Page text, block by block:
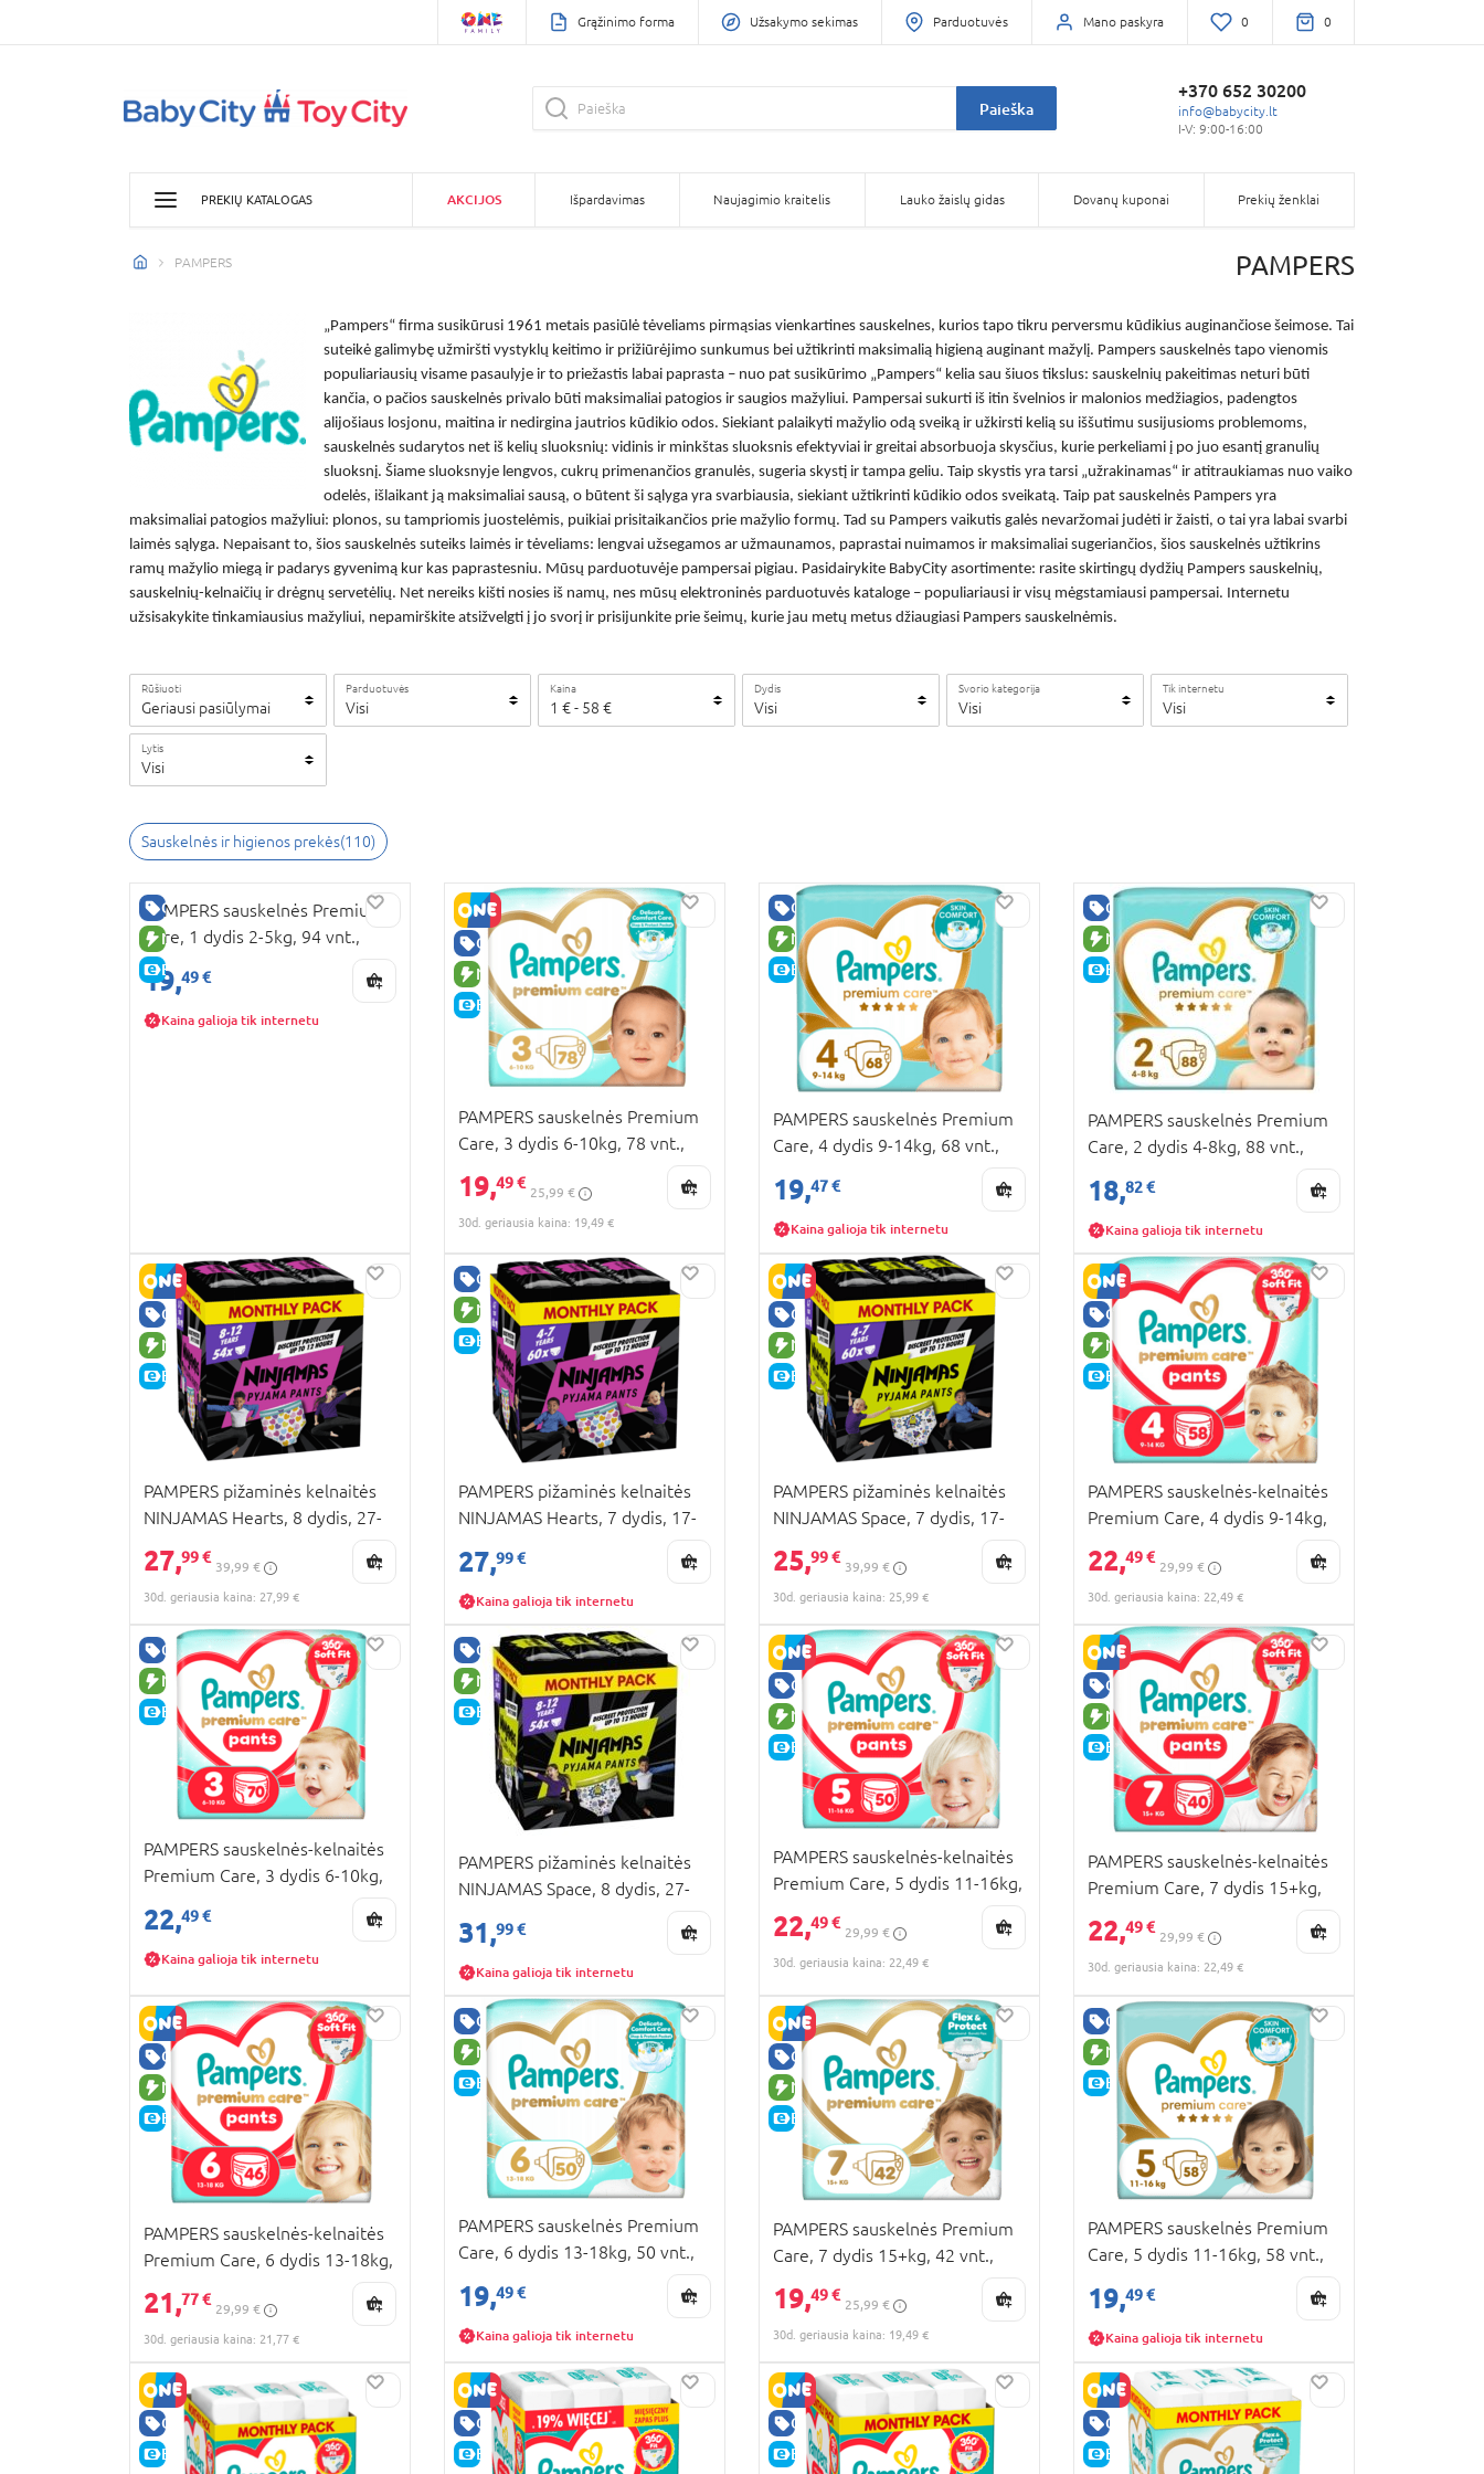
Grąžinimo forma Užsakymo sekimas Parduotuvės Mano paskyra 0 0
Paieška
+370 652 30200
info@babycity.lt
I-V: 9:00-16:00
PREKIŲ KATALOGAS AKCIJOS Išpardavimas Naujagimio kraitelis Lauko žaislų gidas Dovanų kuponai Prekių ženklai
PAMPERS PAMPERS
„Pampers“ firma susikūrusi 1961 metais pasiūlė tėveliams pirmąsias vienkartines sauskelnes, kurios tapo tikru perversmu kūdikius auginančiose šeimose. Tai
suteikė galimybę užmiršti vystyklų keitimo ir prižiūrėjimo sunkumus bei užtikrinti maksimalią higieną auginant mažylį. Pampers sauskelnės tapo vienomis
populiariausių visame pasaulyje ir to priežastis labai paprasta – nuo pat susikūrimo „Pampers“ kelia sau šiuos tikslus: sauskelnių pakeitimas neturi būti
kančia, o pačios sauskelnės privalo būti maksimaliai patogios ir saugios mažyliui. Pampersai sukurti iš itin švelnios ir malonios medžiagios, padengtos
alijošiaus losjonu, maitina ir nedirgina jautrios kūdikio odos. Siekiant palaikyti mažylio odą sveiką ir užkirsti kelią su iššutimu susijusioms problemoms,
sauskelnės sudarytos net iš kelių sluoksnių: vidinis ir minkštas sluoksnis efektyviai ir greitai absorbuoja skysčius, kurie perkeliami į po juo esantį granulių
sluoksnį. Šiame sluoksnyje lengvos, cukrų primenančios granulės, sugeria skystį ir tampa geliu. Taip skystis yra tarsi „užrakinamas“ ir atitraukiamas nuo vaiko
odelės, išlaikant ją maksimaliai sausą, o būtent ši sąlyga yra svarbiausia, siekiant užtikrinti kūdikio odos sveikatą. Taip pat sauskelnės Pampers yra
maksimaliai patogios mažyliui: plonos, su tampriomis juostelėmis, puikiai prisitaikančios prie mažylio formų. Tad su Pampers vaikutis galės nevaržomai judėti ir žaisti, o tai yra labai svarbi
laimės sąlyga. Nepaisant to, šios sauskelnės suteiks laimės ir tėveliams: lengvai užsegamos ar užmaunamos, paprastai nuimamos ir maksimaliai sugeriančios, šios sauskelnės užtikrins
ramų mažylio miegą ir padarys gyvenimą kur kas paprastesniu. Mūsų parduotuvėje pampersai pigiau. Pasidairykite BabyCity asortimente: rasite skirtingų dydžių Pampers sauskelnių,
sauskelnių-kelnaičių ir drėgnų servetėlių. Net nereiks kišti nosies iš namų, nes mūsų elektroninės parduotuvės kataloge – populiariausi ir visų mėgstamiausi pampersai. Internetu
užsisakykite tinkamiausius mažyliui, nepamirškite atsižvelgti į jo svorį ir prisijunkite prie šeimų, kurie jau metų metus džiaugiasi Pampers sauskelnėmis.
Rūšiuoti
Geriausi pasiūlymai
Parduotuvės
Visi
Kaina
1 €- 58 €
Dydis
Visi
Svorio kategorija
Visi
Tik internetu
Visi
Lytis
Visi
Sauskelnės ir higienos prekės(110)
GERA KAINA
NAUJA PREKĖ
E-KAINA
PAMPERS sauskelnės Premium
Care, 1 dydis 2-5kg, 94 vnt.,
80887526
19,49 €
Kaina galioja tik internetu
GERA KAINA
NAUJA PREKĖ
E-KAINA
PAMPERS sauskelnės Premium
Care, 3 dydis 6-10kg, 78 vnt.,
19,49 €
25,99 €
30d. geriausia kaina: 19,49 €
GERA KAINA
NAUJA PREKĖ
E-KAINA
PAMPERS sauskelnės Premium
Care, 4 dydis 9-14kg, 68 vnt.,
19,47 €
Kaina galioja tik internetu
GERA KAINA
NAUJA PREKĖ
E-KAINA
PAMPERS sauskelnės Premium
Care, 2 dydis 4-8kg, 88 vnt.,
18,82 €
Kaina galioja tik internetu
GERA KAINA
NAUJA PREKĖ
E-KAINA
PAMPERS pižaminės kelnaitės
NINJAMAS Hearts, 8 dydis, 27-
27,99 €
39,99 €
30d. geriausia kaina: 27,99 €
GERA KAINA
NAUJA PREKĖ
E-KAINA
PAMPERS pižaminės kelnaitės
NINJAMAS Hearts, 7 dydis, 17-
27,99 €
Kaina galioja tik internetu
GERA KAINA
NAUJA PREKĖ
E-KAINA
PAMPERS pižaminės kelnaitės
NINJAMAS Space, 7 dydis, 17-
25,99 €
39,99 €
30d. geriausia kaina: 25,99 €
GERA KAINA
NAUJA PREKĖ
E-KAINA
PAMPERS sauskelnės-kelnaitės
Premium Care, 4 dydis 9-14kg,
22,49 €
29,99 €
30d. geriausia kaina: 22,49 €
GERA KAINA
NAUJA PREKĖ
E-KAINA
PAMPERS sauskelnės-kelnaitės
Premium Care, 3 dydis 6-10kg,
22,49 €
Kaina galioja tik internetu
GERA KAINA
NAUJA PREKĖ
E-KAINA
PAMPERS pižaminės kelnaitės
NINJAMAS Space, 8 dydis, 27-
31,99 €
Kaina galioja tik internetu
GERA KAINA
NAUJA PREKĖ
E-KAINA
PAMPERS sauskelnės-kelnaitės
Premium Care, 5 dydis 11-16kg,
22,49 €
29,99 €
30d. geriausia kaina: 22,49 €
GERA KAINA
NAUJA PREKĖ
E-KAINA
PAMPERS sauskelnės-kelnaitės
Premium Care, 7 dydis 15+kg,
22,49 €
29,99 €
30d. geriausia kaina: 22,49 €
GERA KAINA
NAUJA PREKĖ
E-KAINA
PAMPERS sauskelnės-kelnaitės
Premium Care, 6 dydis 13-18kg,
21,77 €
29,99 €
30d. geriausia kaina: 21,77 €
GERA KAINA
NAUJA PREKĖ
E-KAINA
PAMPERS sauskelnės Premium
Care, 6 dydis 13-18kg, 50 vnt.,
19,49 €
Kaina galioja tik internetu
GERA KAINA
NAUJA PREKĖ
E-KAINA
PAMPERS sauskelnės Premium
Care, 7 dydis 15+kg, 42 vnt.,
19,49 €
25,99 €
30d. geriausia kaina: 19,49 €
GERA KAINA
NAUJA PREKĖ
E-KAINA
PAMPERS sauskelnės Premium
Care, 5 dydis 11-16kg, 58 vnt.,
19,49 €
Kaina galioja tik internetu
GERA KAINA
E-KAINA
GERA KAINA
E-KAINA
GERA KAINA
E-KAINA
GERA KAINA
E-KAINA